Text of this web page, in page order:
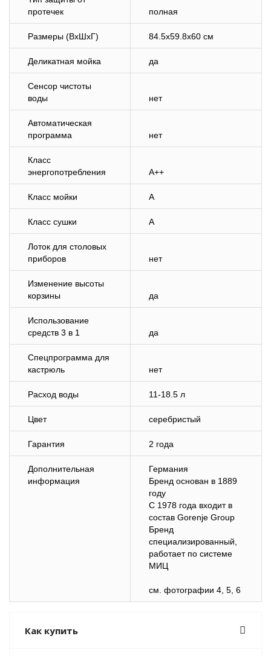
протечек
полная
Размеры (ВхШхГ) 84.5х59.8х60 см
Деликатная мойка да
Сенсор чистоты
воды
нет
Автоматическая
программа
нет
Класс
энергопотребления
A++
Класс мойки A
Класс сушки A
Лоток для столовых
приборов
нет
Изменение высоты
корзины
да
Использование
средств 3 в 1
да
Спецпрограмма для
кастрюль
нет
Расход воды 11-18.5 л
Цвет серебристый
Гарантия 2 года
Дополнительная
информация
Германия
Бренд основан в 1889
году
С 1978 года входит в
состав Gorenje Group
Бренд
специализированный,
работает по системе
МИЦ
см. фотографии 4, 5, 6
Как купить